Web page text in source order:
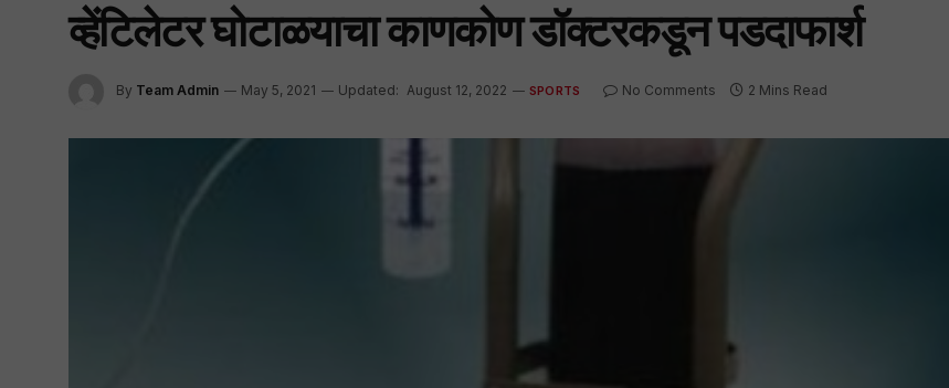
व्हेंटिलेटर घोटाळयाचा काणकोण डॉक्टरकडून पडदाफार्श
By Team Admin May 5, 2021 Updated: August 12, 2022 SPORTS No Comments 2 Mins Read